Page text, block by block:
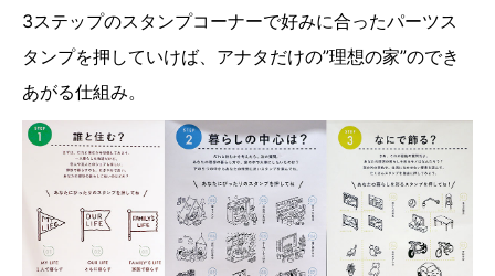
3ステップのスタンプコーナーで好みに合ったパーツス
タンプを押していけば、アナタだけの”理想の家”のでき
あがる仕組み。